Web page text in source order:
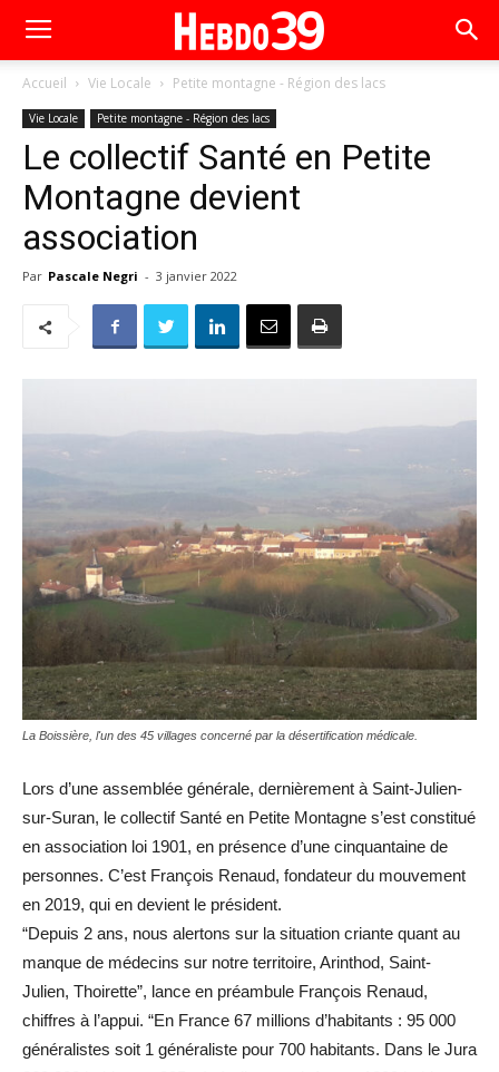
Accueil Vie Locale Petite montagne - Région des lacs
Vie Locale Petite montagne - Région des lacs
Le collectif Santé en Petite
Montagne devient
association
Par Pascale Negri - 3 janvier 2022
La Boissière, l'un des 45 villages concerné par la désertification médicale.
Lors d’une assemblée générale, dernièrement à Saint-Julien-
sur-Suran, le collectif Santé en Petite Montagne s’est constitué
en association loi 1901, en présence d’une cinquantaine de
personnes. C’est François Renaud, fondateur du mouvement
en 2019, qui en devient le président.
“Depuis 2 ans, nous alertons sur la situation criante quant au
manque de médecins sur notre territoire, Arinthod, Saint-
Julien, Thoirette”, lance en préambule François Renaud,
chiffres à l’appui. “En France 67 millions d’habitants : 95 000
généralistes soit 1 généraliste pour 700 habitants. Dans le Jura